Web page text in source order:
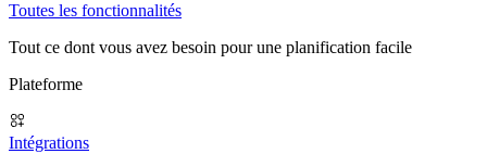
Toutes les fonctionnalités
Tout ce dont vous avez besoin pour une planification facile
Plateforme
Intégrations